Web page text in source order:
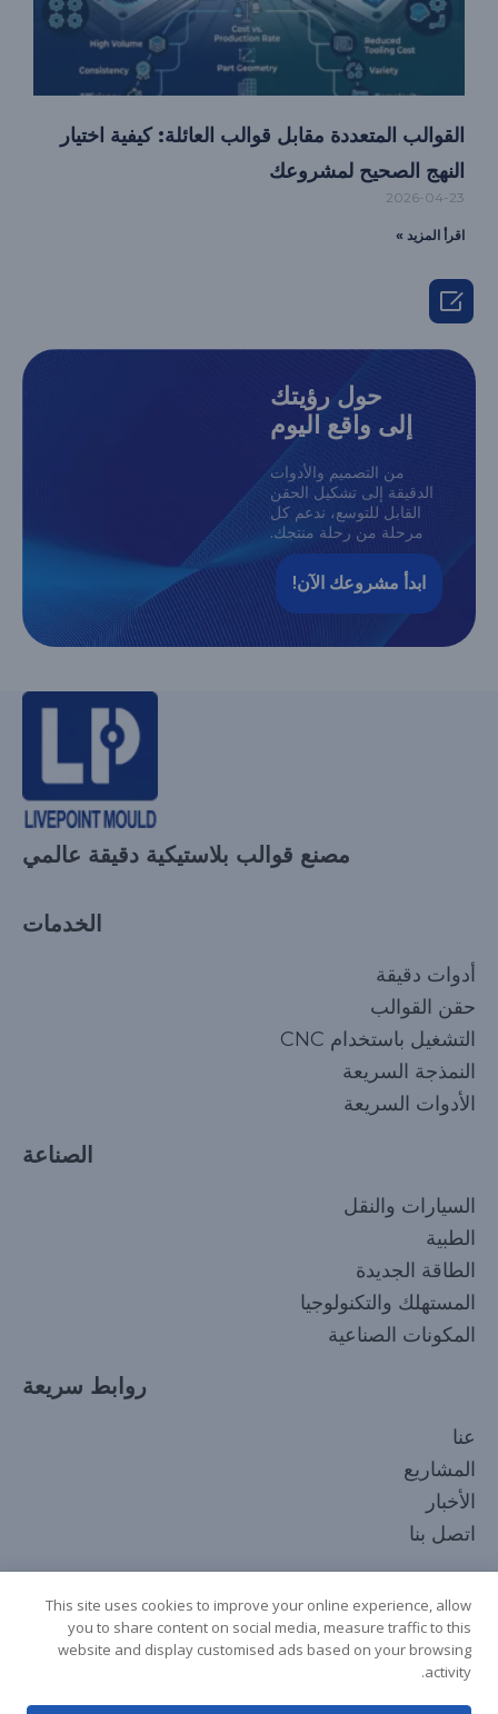
القوالب المتعددة مقابل قوالب العائلة: كيفية اختيار
النهج الصحيح لمشروعك
2026-04-23
اقرأ المزيد »
حول رؤيتك
إلى واقع اليوم
من التصميم والأدوات
الدقيقة إلى تشكيل الحقن
القابل للتوسع، ندعم كل
مرحلة من رحلة منتجك.
ابدأ مشروعك الآن!
مصنع قوالب بلاستيكية دقيقة عالمي
الخدمات
أدوات دقيقة
حقن القوالب
التشغيل باستخدام CNC
النمذجة السريعة
الأدوات السريعة
الصناعة
السيارات والنقل
الطبية
الطاقة الجديدة
المستهلك والتكنولوجيا
المكونات الصناعية
روابط سريعة
عنا
المشاريع
الأخبار
اتصل بنا
English
German
Russian

This site uses cookies to improve your online experience, allow
you to share content on social media, measure traffic to this
website and display customised ads based on your browsing
activity.